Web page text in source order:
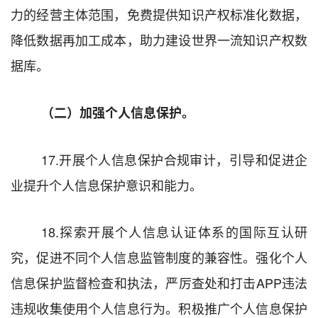
力的经营主体范围，免费提供知识产权标准化数据，
降低数据再加工成本，助力建设世界一流知识产权数
据库。
（二）加强个人信息保护。
17.开展个人信息保护合规审计，引导和促进企
业提升个人信息保护意识和能力。
18.探索开展个人信息认证体系的国际互认研
究，促进不同个人信息监管制度的兼容性。强化个人
信息保护监督检查和执法， 严厉查处和打击APP违法
违规收集使用个人信息行为。积极推广个人信息保护